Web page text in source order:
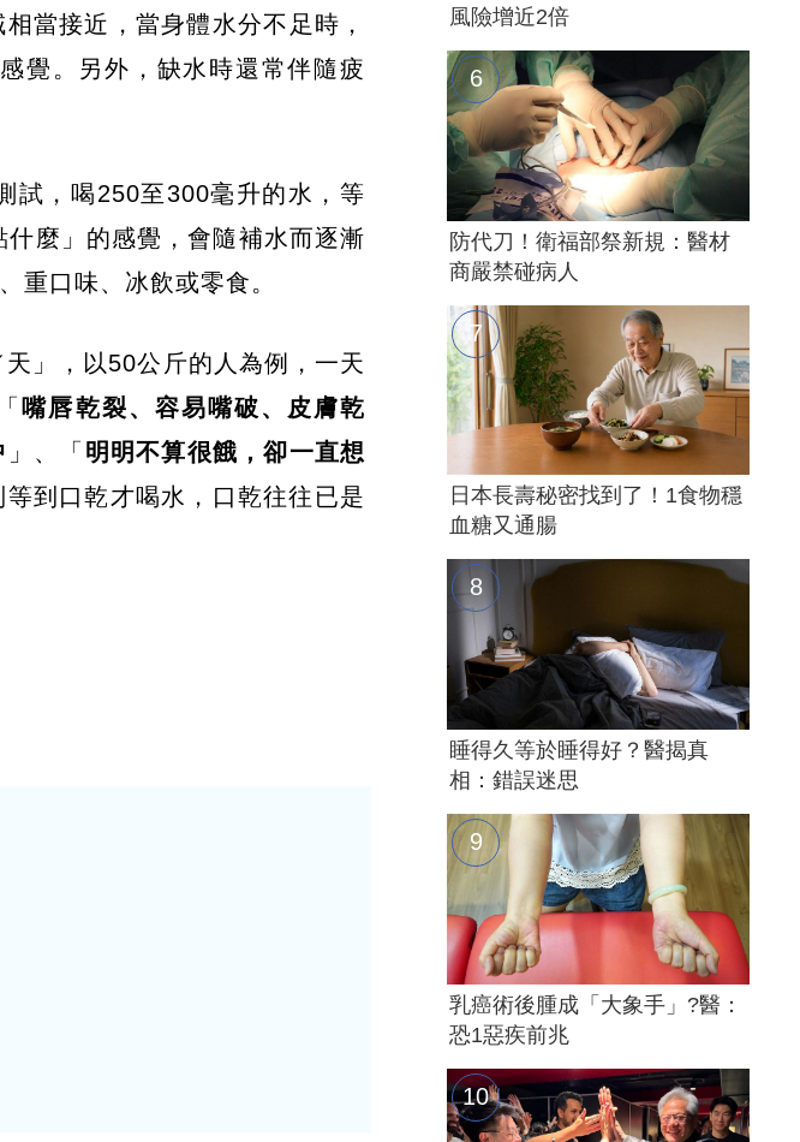
當接近，當身體水分不足時，
覺。另外，缺水時還常伴隨疲
試，喝250至300毫升的水，等
麼」的感覺，會隨補水而逐漸
重口味、冰飲或零食。
」，以50公斤的人為例，一天
嘴唇乾裂、容易嘴破、皮膚乾
」、「 明明不算很餓，卻一直想
到口乾才喝水，口乾往往已是
風險增近2倍
防代刀！衛福部祭新規：醫材
商嚴禁碰病人
日本長壽秘密找到了！1食物穩
血糖又通腸
睡得久等於睡得好？醫揭真
相：錯誤迷思
乳癌術後腫成「大象手」?醫：
恐1惡疾前兆